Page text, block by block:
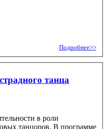
Подробнее>>
танца
в роли
танцоров. В программе